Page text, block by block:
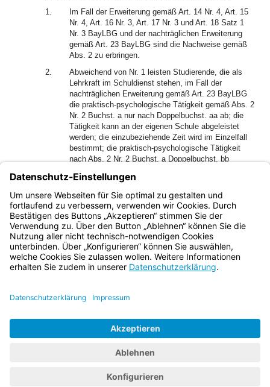
1.
Im Fall der Erweiterung gemäß Art. 14 Nr. 4, Art. 15
Nr. 4, Art. 16 Nr. 3, Art. 17 Nr. 3 und Art. 18 Satz 1
Nr. 3 BayLBG und der nachträglichen Erweiterung
gemäß Art. 23 BayLBG sind die Nachweise gemäß
Abs. 2 zu erbringen.
2.
Abweichend von Nr. 1 leisten Studierende, die als
Lehrkraft im Schuldienst stehen, im Fall der
nachträglichen Erweiterung gemäß Art. 23 BayLBG
die praktisch-psychologische Tätigkeit gemäß Abs. 2
Nr. 2 Buchst. a nur nach Doppelbuchst. aa ab; die
Tätigkeit kann an der eigenen Schule abgeleistet
werden; die einzubeziehende Zeit wird im Einzelfall
bestimmt; die praktisch-psychologische Tätigkeit
nach Abs. 2 Nr. 2 Buchst. a Doppelbuchst. bb
Abs. 2 Nr. 2 Buchst. b ist an einer der unter
Doppelbuchst. bb oder cc genannten Einrichtungen
abzuleisten.
Bayern.de
BayernPortal
Impressum